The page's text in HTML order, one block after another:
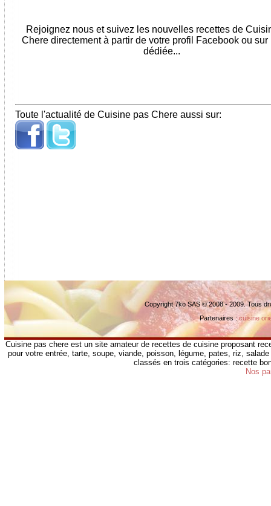
Rejoignez nous et suivez les nouvelles recettes de
Chere directement à partir de votre profil Facebook ou sur
dédiée...
Toute l'actualité de Cuisine pas Chere aussi sur:
Copyright 7ko SAS © 2008 - 2009. Tous
Partenaires :cuisine
Cuisine pas chere est un site amateur de recettes de cuisine proposant
pour votre entrée, tarte, soupe, viande, poisson, légume, pates, riz,
classés en trois catégories: recette
Nos